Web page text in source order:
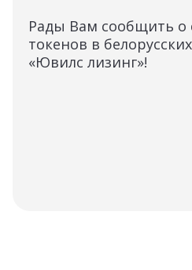
Рады Вам сообщить о
токенов в
«Ювилс лизинг»!